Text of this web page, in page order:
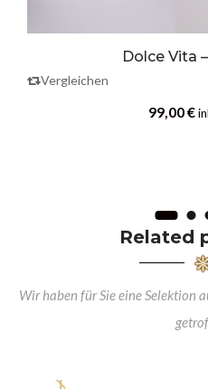
Dolce Vita
Vergleichen
99,00€
Related
Wir haben für Sie eine Selektion